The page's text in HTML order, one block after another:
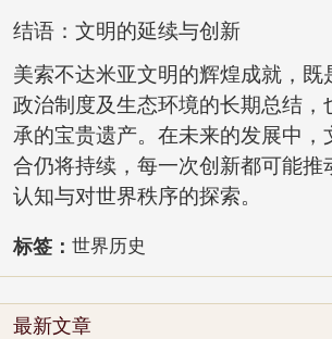
结语：文明的延续与创新
美索不达米亚文明的辉煌成就，既
政治制度及生态环境的长期总结，
承的宝贵遗产。在未来的发展中，
合仍将持续，每一次创新都可能推
认知与对世界秩序的探索。
标签： 世界历史
最新文章